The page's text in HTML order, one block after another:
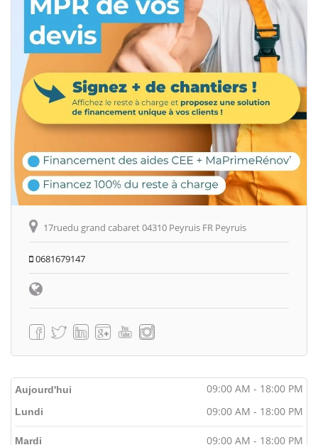
17ruedu grand cabaret 04310 Peyruis FR Peyruis
0681679147
Aujourd'hui 09:00 AM - 18:00 PM
Lundi 09:00 AM - 18:00 PM
Mardi 09:00 AM - 18:00 PM